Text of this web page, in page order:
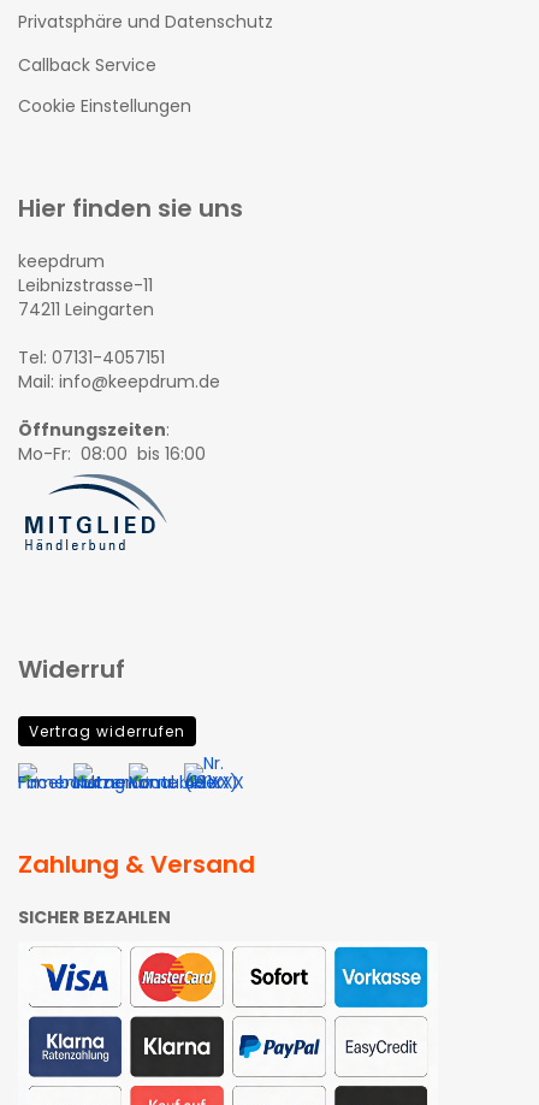
Privatsphäre und Datenschutz
Callback Service
Cookie Einstellungen
Hier finden sie uns
keepdrum
Leibnizstrasse-11
74211 Leingarten
Tel: 07131-4057151
Mail: info@keepdrum.de
Öffnungszeiten:
Mo-Fr: 08:00 bis 16:00
Widerruf
Vertrag widerrufen
Zahlung & Versand
SICHER BEZAHLEN